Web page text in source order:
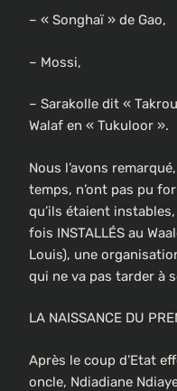
– « Songhaï » de Gao,
– Mossi,
– Sarakolle dit «
Walaf en « Tukuloor ».
Nous l’avons
temps, n’ont pas pu
qu’ils étaient
fois INSTALLÉS au
Louis), une
qui ne va pas tarder à
LA NAISSANCE DU
Après le coup d’Etat
oncle, Ndiadiane